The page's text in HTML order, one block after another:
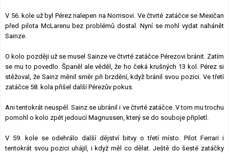
V 56. kole už byl Pérez nalepen na Norrisovi. Ve čtvrté zatáčce se Mexičan
před pilota McLarenu bez problémů dostal. Nyní se mohl vydat nahánět
Sainze.
O kolo později už se musel Sainze ve čtvrté zatáčce Pérezovi bránit. Zatím
se mu to povedlo. Španěl ale věděl, že ho čeká krušných 13 kol. Pérez si
stěžoval, že Sainz měnil směr při brzdění, když bránil svou pozici. Ve třetí
zatáčce 58. kola přišel další Pérezův pokus.
Ani tentokrát neuspěl. Sainz se ubránil i ve čtvrté zatáčce. V tom mu trochu
pomohl o kolo zpět jedoucí Magnussen, který se do souboje připletl.
V 59. kole se odehrálo další dějství bitvy o třetí místo. Pilot Ferrari i
tentokrát svou pozici uhájil, i když měl co dělat. Ještě do šesté zatáčky